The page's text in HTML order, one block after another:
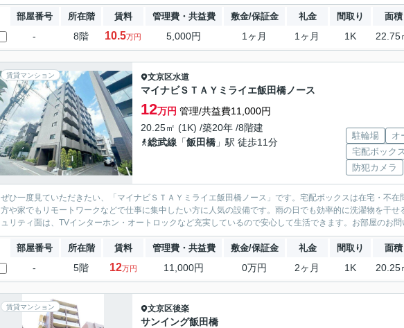
部屋番号 所在階 賃料 管理費・共益費 敷金/保証金 礼金 間取り 面積
- 8階 10.5万円 5,000円 1ヶ月 1ヶ月 1K 22.75
賃貸マンション 文京区水道
マイナビＳＴＡＹミライエ飯田橋ノース
12万円 管理/共益費11,000円
20.25㎡ (1K) /築20年 /8階建
総武線 「飯田橋 」駅 徒歩11分
駐輪場 オ
宅配ボックス
防犯カメラ
ぜひ一度見ていただきたい、「マイナビＳＴＡＹミライエ飯田橋ノース」です。宅配ボックスは在宅・不
方や家でもリモートワークなどで仕事に集中したい方に人気の設備です。雨の日でも効率的に洗濯物を干
ュリティ面は、TVインターホン・オートロックなど充実しているので安心して生活できます。お部屋のお
部屋番号 所在階 賃料 管理費・共益費 敷金/保証金 礼金 間取り 面積
- 5階 12万円 11,000円 0万円 2ヶ月 1K 20.25
賃貸マンション 文京区後楽
サンイング飯田橋